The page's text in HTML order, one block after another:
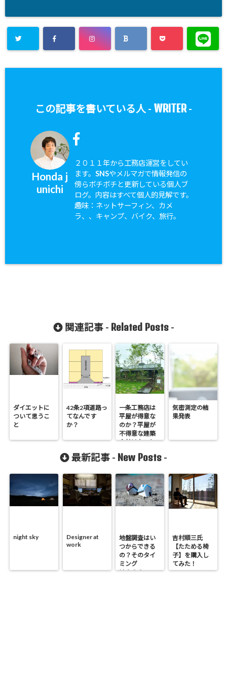
この記事を書いている人 - WRITER-
Honda j
unichi
２０１１年から工務店運営をしてい
ます。SNSやメルマガで情報発信の
傍らボチボチと更新している個人ブ
ログ。内容はすべて個人的見解です。
趣味：ネットサーフィン、カメ
ラ、、キャンプ、バイク、旅行。
関連記事 - Related Posts-
ダイエットに
ついて思うこ
と
42条2項道路っ
てなんです
か？
一条工務店は
平屋が得意な
のか？平屋が
不得意な建築
会社はないと
気密測定の結
果発表
最新記事 - New Posts -
night sky
Designer at
work
地盤調査はい
つからできる
の？そのタイ
ミング
は？？？
吉村順三氏
【たためる椅
子】を購入し
てみた！